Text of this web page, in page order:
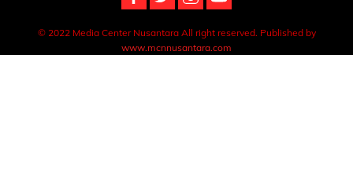
© 2022 Media Center Nusantara All right reserved. Published by
www.mcnnusantara.com